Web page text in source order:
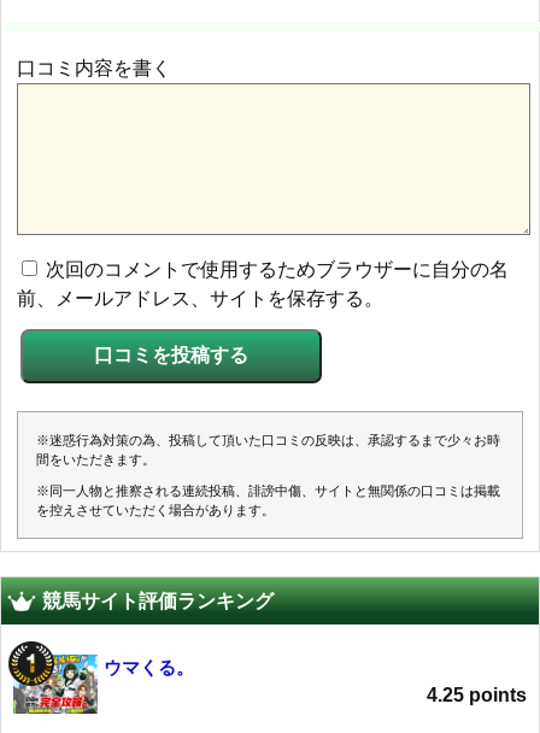
口コミ内容を書く
次回のコメントで使用するためブラウザーに自分の名
前、メールアドレス、サイトを保存する。
※迷惑行為対策の為、投稿して頂いた口コミの反映は、承認するまで少々お時
間をいただきます。
※同一人物と推察される連続投稿、誹謗中傷、サイトと無関係の口コミは掲載
を控えさせていただく場合があります。
競馬サイト評価ランキング
ウマくる。
4.25 points